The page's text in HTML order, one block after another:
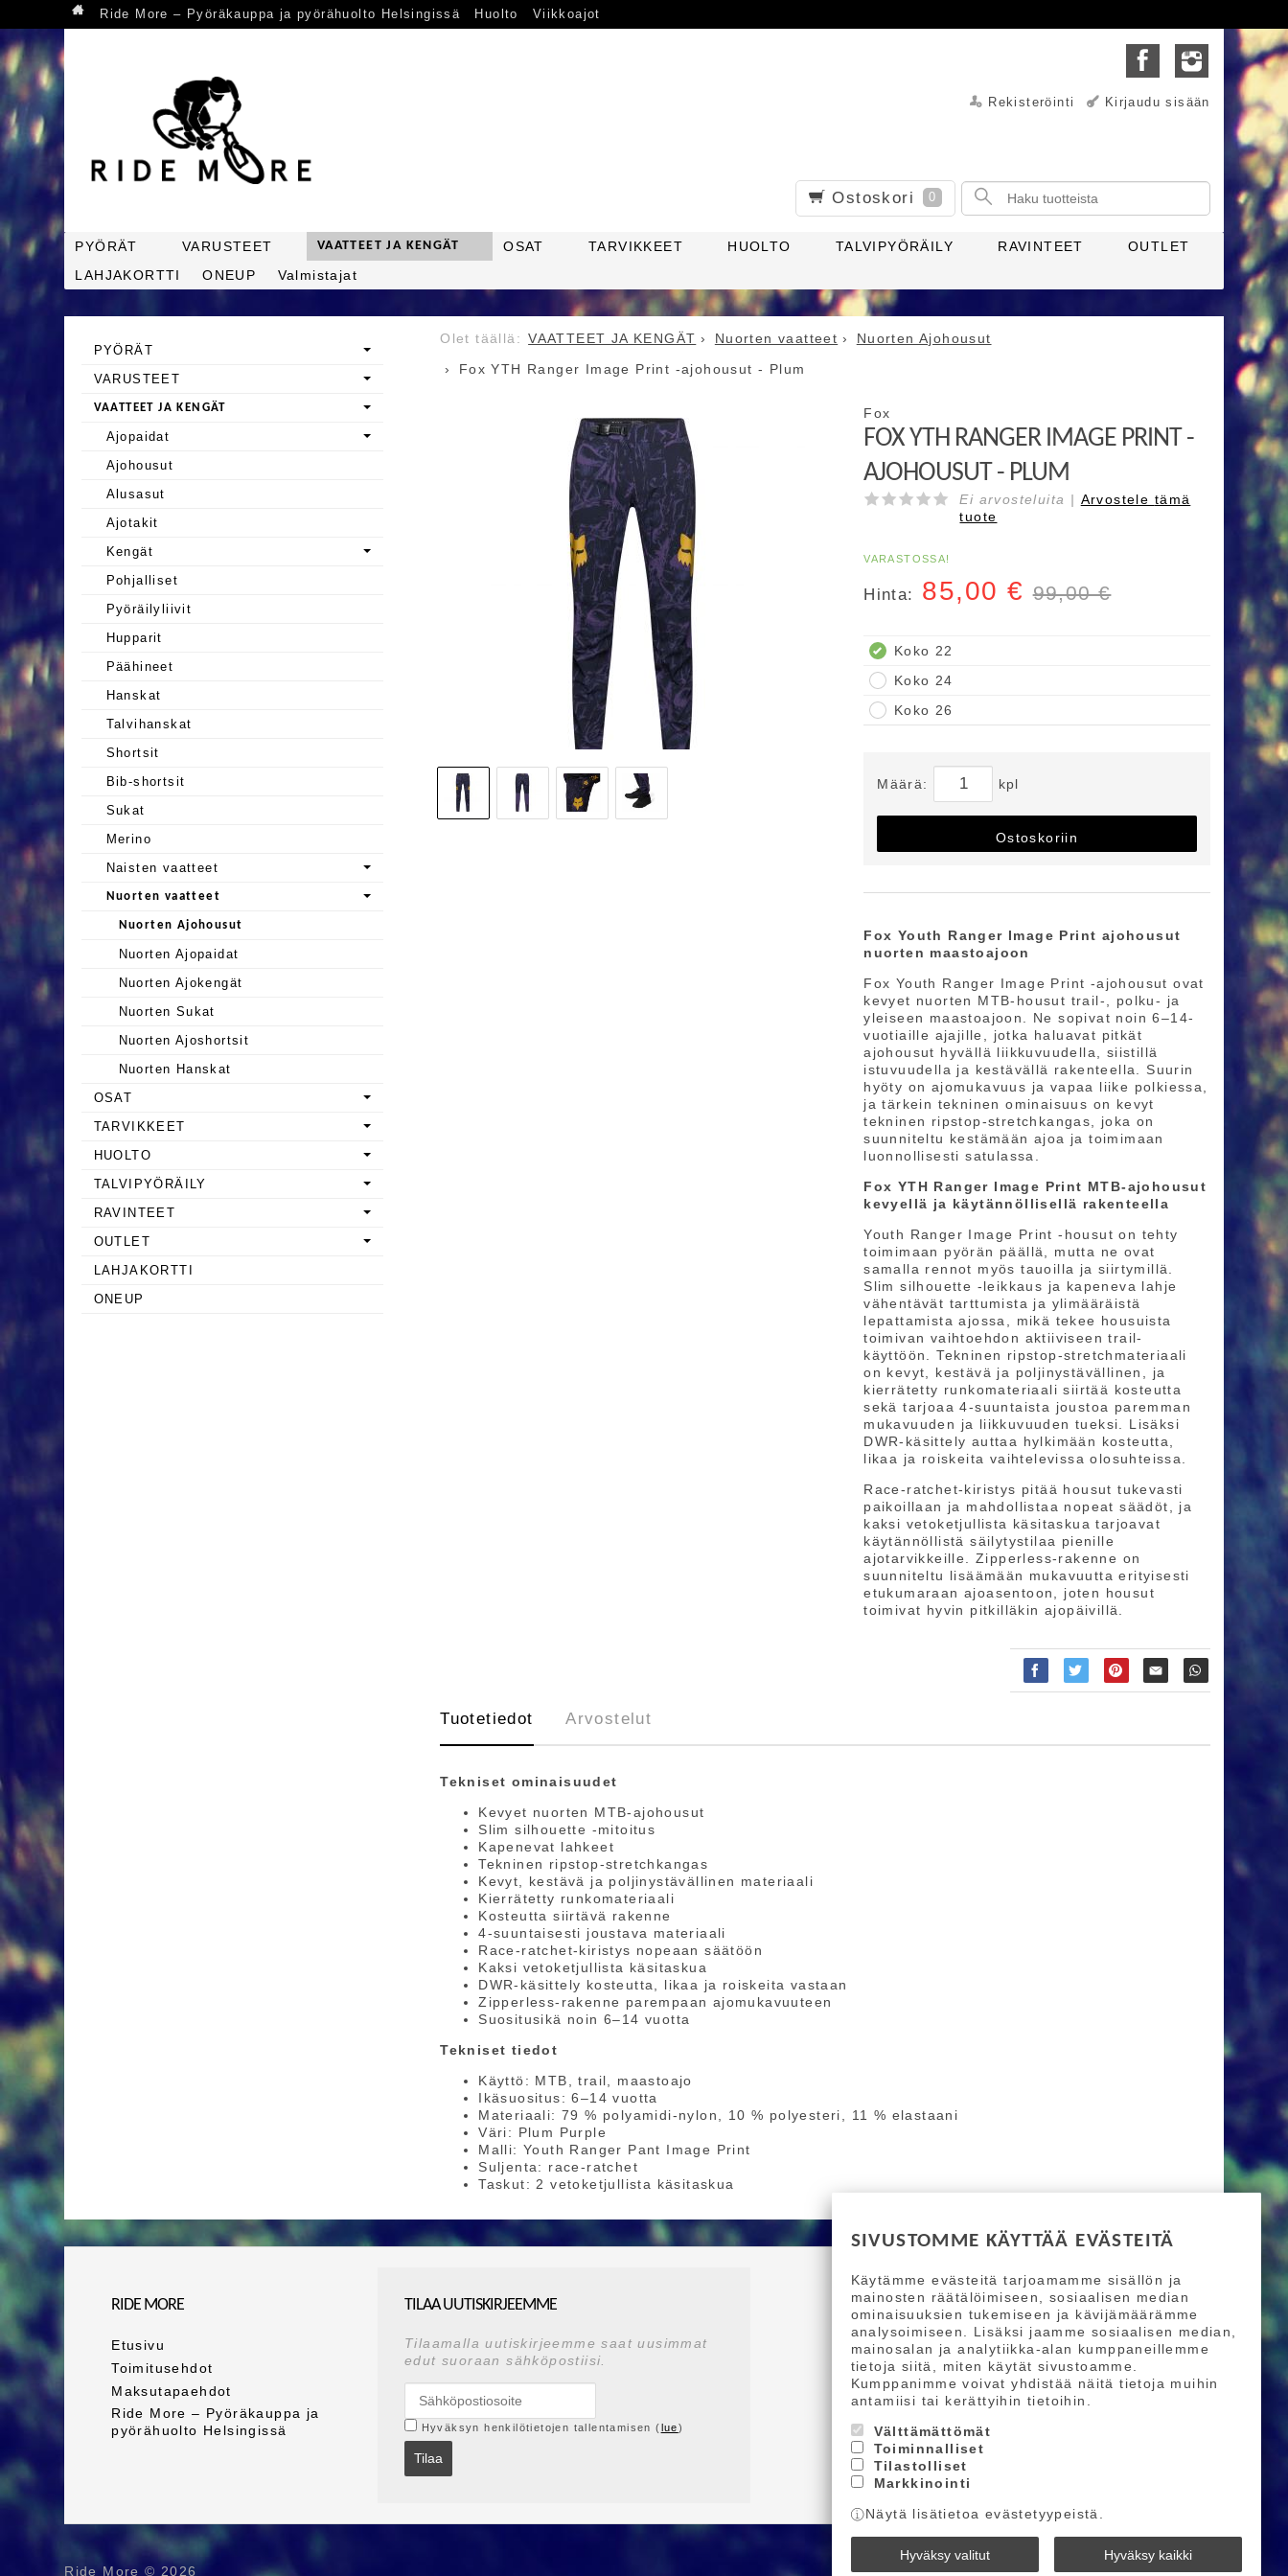
SIVUSTOMME KÄYTTÄÄ EVÄSTEITÄ
Käytämme evästeitä tarjoamamme sisällön ja
mainosten räätälöimiseen, sosiaalisen median
ominaisuuksien tukemiseen ja kävijämäärämme
analysoimiseen. Lisäksi jaamme sosiaalisen median,
mainosalan ja analytiikka-alan kumppaneillemme
tietoja siitä, miten käytät sivustoamme.
Kumppanimme voivat yhdistää näitä tietoja muihin
antamiisi tai kerättyihin tietoihin.
Välttämättömät
Toiminnalliset
Tilastolliset
Markkinointi
Näytä lisätietoa evästetyypeistä.
Hyväksy valitut Hyväksy kaikki
Ride More – Pyöräkauppa ja pyörähuolto Helsingissä Huolto Viikkoajot
Rekisteröinti Kirjaudu sisään
Ostoskori 0
PYÖRÄT VARUSTEET VAATTEET JA KENGÄT OSAT TARVIKKEET HUOLTO TALVIPYÖRÄILY RAVINTEET
OUTLET
LAHJAKORTTI
ONEUP Valmistajat
VAATTEET JA KENGÄT Nuorten vaatteet
Nuorten Ajohousut
Fox YTH Ranger Image Print -ajohousut - Plum
Fox
FOX YTH RANGER IMAGE PRINT -
AJOHOUSUT - PLUM
Ei arvosteluita | Arvostele tämä
tuote
VARASTOSSA!
Hinta: 85,00 € 99,00 €
Koko 22
Koko 24
Koko 26
Määrä: kpl
Ostoskoriin
Fox Youth Ranger Image Print ajohousut
nuorten maastoajoon
Fox Youth Ranger Image Print -ajohousut ovat
kevyet nuorten MTB-housut trail-, polku- ja
yleiseen maastoajoon. Ne sopivat noin 6–14-
vuotiaille ajajille, jotka haluavat pitkät
ajohousut hyvällä liikkuvuudella, siistillä
istuvuudella ja kestävällä rakenteella. Suurin
hyöty on ajomukavuus ja vapaa liike polkiessa,
ja tärkein tekninen ominaisuus on kevyt
tekninen ripstop-stretchkangas, joka on
suunniteltu kestämään ajoa ja toimimaan
luonnollisesti satulassa.
Fox YTH Ranger Image Print MTB-ajohousut
kevyellä ja käytännöllisellä rakenteella
Youth Ranger Image Print -housut on tehty
toimimaan pyörän päällä, mutta ne ovat
samalla rennot myös tauoilla ja siirtymillä.
Slim silhouette -leikkaus ja kapeneva lahje
vähentävät tarttumista ja ylimääräistä
lepattamista ajossa, mikä tekee housuista
toimivan vaihtoehdon aktiiviseen trail-
käyttöön. Tekninen ripstop-stretchmateriaali
on kevyt, kestävä ja poljinystävällinen, ja
kierrätetty runkomateriaali siirtää kosteutta
sekä tarjoaa 4-suuntaista joustoa paremman
mukavuuden ja liikkuvuuden tueksi. Lisäksi
DWR-käsittely auttaa hylkimään kosteutta,
likaa ja roiskeita vaihtelevissa olosuhteissa.
Race-ratchet-kiristys pitää housut tukevasti
paikoillaan ja mahdollistaa nopeat säädöt, ja
kaksi vetoketjullista käsitaskua tarjoavat
käytännöllistä säilytystilaa pienille
ajotarvikkeille. Zipperless-rakenne on
suunniteltu lisäämään mukavuutta erityisesti
etukumaraan ajoasentoon, joten housut
toimivat hyvin pitkilläkin ajopäivillä.
Tuotetiedot Arvostelut
Tekniset ominaisuudet
Kevyet nuorten MTB-ajohousut
Slim silhouette -mitoitus
Kapenevat lahkeet
Tekninen ripstop-stretchkangas
Kevyt, kestävä ja poljinystävällinen materiaali
Kierrätetty runkomateriaali
Kosteutta siirtävä rakenne
4-suuntaisesti joustava materiaali
Race-ratchet-kiristys nopeaan säätöön
Kaksi vetoketjullista käsitaskua
DWR-käsittely kosteutta, likaa ja roiskeita vastaan
Zipperless-rakenne parempaan ajomukavuuteen
Suositusikä noin 6–14 vuotta
Tekniset tiedot
Käyttö: MTB, trail, maastoajo
Ikäsuositus: 6–14 vuotta
Materiaali: 79 % polyamidi-nylon, 10 % polyesteri, 11 % elastaani
Väri: Plum Purple
Malli: Youth Ranger Pant Image Print
Suljenta: race-ratchet
Taskut: 2 vetoketjullista käsitaskua
PYÖRÄT
VARUSTEET
VAATTEET JA KENGÄT
Ajopaidat
Ajohousut
Alusasut
Ajotakit
Kengät
Pohjalliset
Pyöräilyliivit
Hupparit
Päähineet
Hanskat
Talvihanskat
Shortsit
Bib-shortsit
Sukat
Merino
Naisten vaatteet
Nuorten vaatteet
Nuorten Ajohousut
Nuorten Ajopaidat
Nuorten Ajokengät
Nuorten Sukat
Nuorten Ajoshortsit
Nuorten Hanskat
OSAT
TARVIKKEET
HUOLTO
TALVIPYÖRÄILY
RAVINTEET
OUTLET
LAHJAKORTTI
ONEUP
RIDE MORE
Etusivu
Toimitusehdot
Maksutapaehdot
Ride More – Pyöräkauppa ja
pyörähuolto Helsingissä
TILAA UUTISKIRJEEMME
Tilaamalla uutiskirjeemme saat uusimmat
edut suoraan sähköpostiisi.
Hyväksyn henkilötietojen tallentamisen (lue)
Tilaa
Ride More © 2026 Powered by